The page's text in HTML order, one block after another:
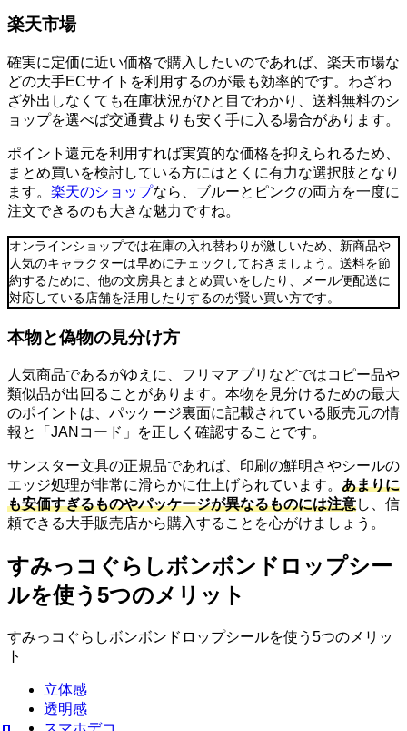
楽天市場
確実に定価に近い価格で購入したいのであれば、楽天市場な
どの大手ECサイトを利用するのが最も効率的です。わざわ
ざ外出しなくても在庫状況がひと目でわかり、送料無料のシ
ョップを選べば交通費よりも安く手に入る場合があります。
ポイント還元を利用すれば実質的な価格を抑えられるため、
まとめ買いを検討している方にはとくに有力な選択肢となり
ます。 楽天のショップなら、ブルーとピンクの両方を一度に
注文できるのも大きな魅力ですね。
オンラインショップでは在庫の入れ替わりが激しいため、新商品や
人気のキャラクターは早めにチェックしておきましょう。送料を節
約するために、他の文房具とまとめ買いをしたり、メール便配送に
対応している店舗を活用したりするのが賢い買い方です。
本物と偽物の見分け方
人気商品であるがゆえに、フリマアプリなどではコピー品や
類似品が出回ることがあります。本物を見分けるための最大
のポイントは、パッケージ裏面に記載されている販売元の情
報と「JANコード」を正しく確認することです。
サンスター文具の正規品であれば、印刷の鮮明さやシールの
エッジ処理が非常に滑らかに仕上げられています。 あまりに
も安価すぎるものやパッケージが異なるものには注意し、信
頼できる大手販売店から購入することを心がけましょう。
すみっコぐらしボンボンドロップシー
ルを使う5つのメリット
すみっコぐらしボンボンドロップシールを使う5つのメリッ
ト
立体感
透明感
スマホデコ